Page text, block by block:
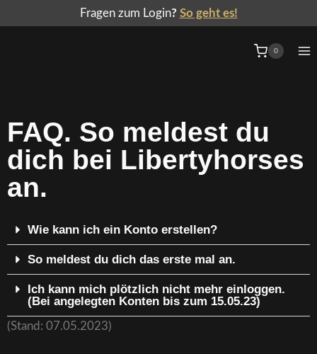
Fragen zum Login? So geht es!
0
FAQ. So meldest du
dich bei Libertyhorses
an.
Wie kann ich ein Konto erstellen?
So meldest du dich das erste mal an.
Ich kann mich plötzlich nicht mehr einloggen.
(Bei angelegten Konten bis zum 15.05.23)
(Stand: 07.05.2023)